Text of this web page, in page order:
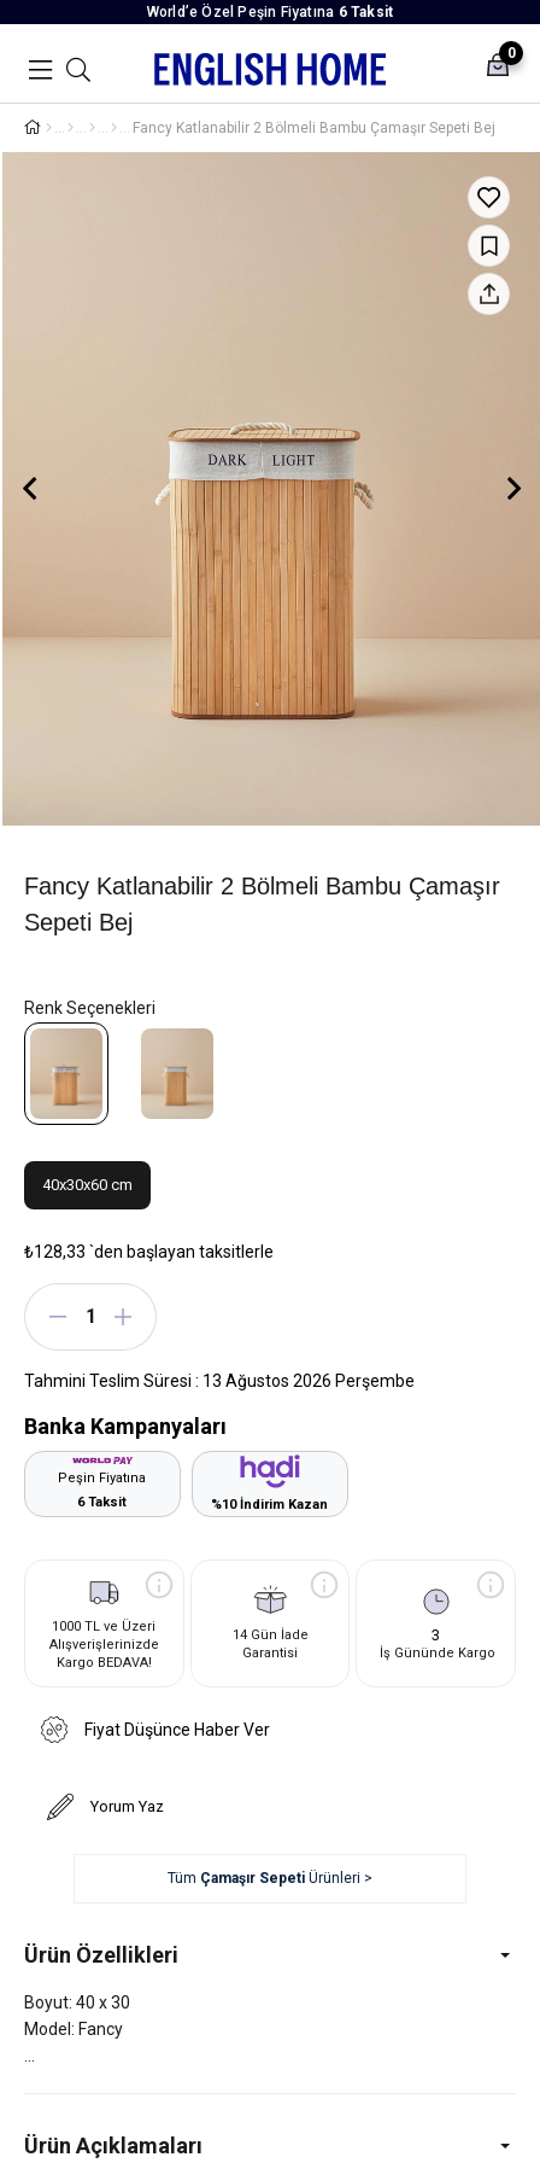
World’e Özel Peşin Fiyatına 6 Taksit
0
Fancy Katlanabilir 2 Bölmeli Bambu Çamaşır Sepeti Bej
Fancy Katlanabilir 2 Bölmeli Bambu Çamaşır
Sepeti Bej
40x30x60 cm
₺128,33 `den başlayan taksitlerle
Tahmini Teslim Süresi : 13 Ağustos 2026 Perşembe
Banka Kampanyaları
Peşin Fiyatına
6 Taksit
%10 İndirim Kazan
1000 TL ve Üzeri
Alışverişlerinizde
Kargo BEDAVA!
14 Gün İade
Garantisi
3
İş Gününde Kargo
Fiyat Düşünce Haber Ver
Yorum Yaz
Tüm Çamaşır SepetiÜrünleri >
Ürün Özellikleri
Boyut: 40 x 30
Model: Fancy
Ürün Açıklamaları